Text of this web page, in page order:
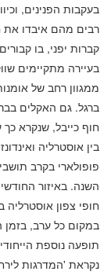
בעקבות הפנינים,
רבים מהם איבדו את
קברות יפני, בו
בעיירה מתקיימים
ממגוון רחב של
ברגל. גם האקלים
חוף כייבל, שנקרא
פופולארי בקרב
השנה. באיזור
חופי צפון
במקום כל ערב, בזמן
תופעה נוספת